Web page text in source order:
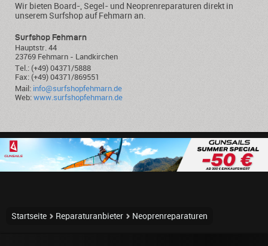
Wir bieten Board-, Segel- und Neoprenreparaturen direkt in
unserem Surfshop auf Fehmarn an.
Surfshop Fehmarn
Hauptstr. 44
23769 Fehmarn - Landkirchen
Tel.: (+49) 04371/5888
Fax: (+49) 04371/869551
Mail: info@surfshopfehmarn.de
Web: www.surfshopfehmarn.de
Startseite Reparaturanbieter Neoprenreparaturen